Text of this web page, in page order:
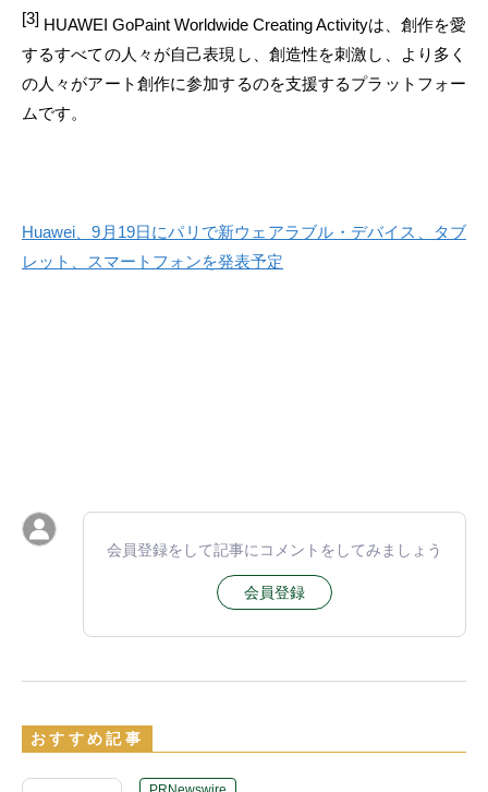
[3] HUAWEI GoPaint Worldwide Creating Activityは、創作を愛
するすべての人々が自己表現し、創造性を刺激し、より多く
の人々がアート創作に参加するのを支援するプラットフォー
ムです。
Huawei、9月19日にパリで新ウェアラブル・デバイス、タブ
レット、スマートフォンを発表予定
会員登録をして記事にコメントをしてみましょう
会員登録
おすすめ記事